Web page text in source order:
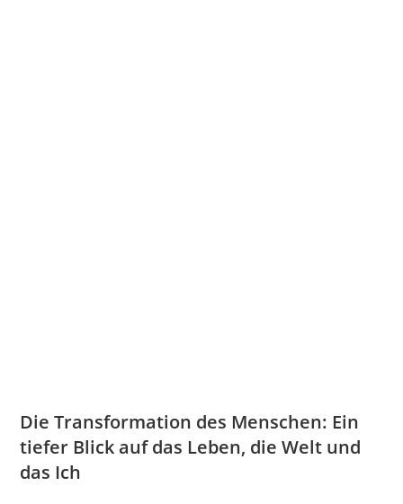
Die Transformation des Menschen: Ein
tiefer Blick auf das Leben, die Welt und
das Ich